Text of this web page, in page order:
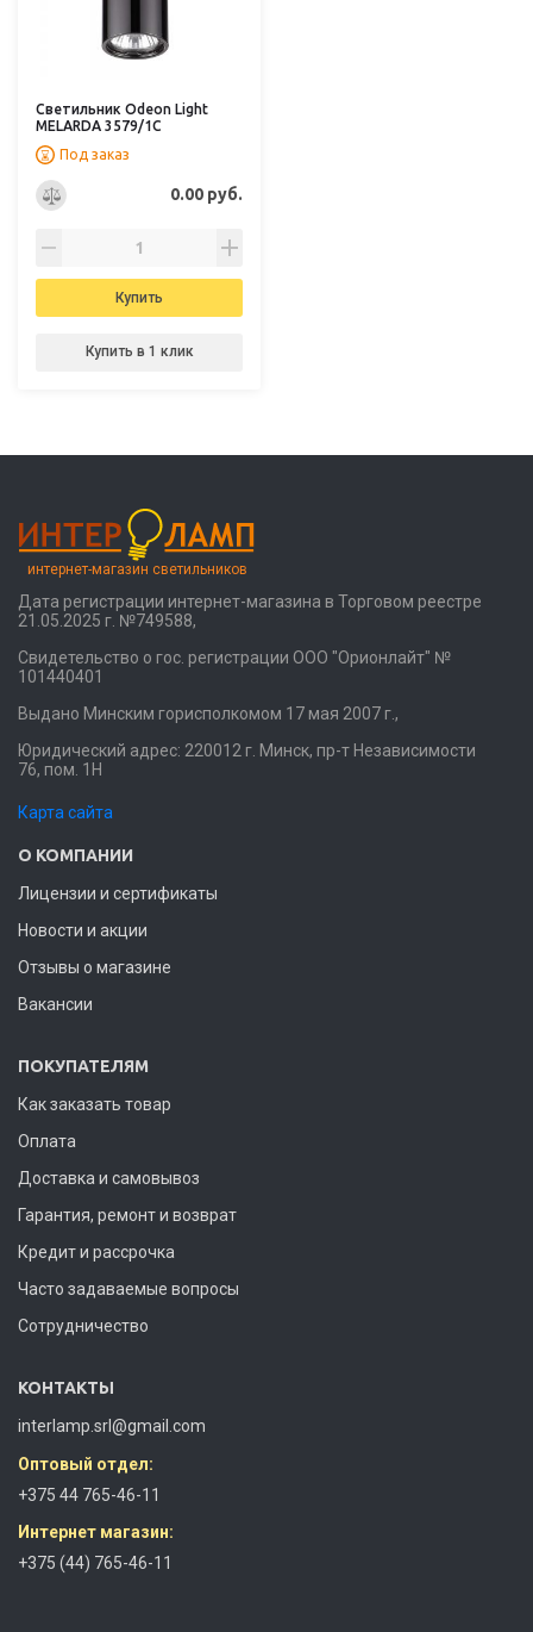
Светильник Odeon Light
MELARDA 3579/1C
Под заказ
0.00 руб.
Купить
Купить в 1 клик
интернет-магазин светильников
Дата регистрации интернет-магазина в Торговом реестре
21.05.2025 г. №749588,
Свидетельство о гос. регистрации ООО "Орионлайт" №
101440401
Выдано Минским горисполкомом 17 мая 2007 г.,
Юридический адрес: 220012 г. Минск, пр-т Независимости
76, пом. 1Н
Карта сайта
О КОМПАНИИ
Лицензии и сертификаты
Новости и акции
Отзывы о магазине
Вакансии
ПОКУПАТЕЛЯМ
Как заказать товар
Оплата
Доставка и самовывоз
Гарантия, ремонт и возврат
Кредит и рассрочка
Часто задаваемые вопросы
Сотрудничество
КОНТАКТЫ
interlamp.srl@gmail.com
Оптовый отдел:
+375 44 765-46-11
Интернет магазин:
+375 (44) 765-46-11